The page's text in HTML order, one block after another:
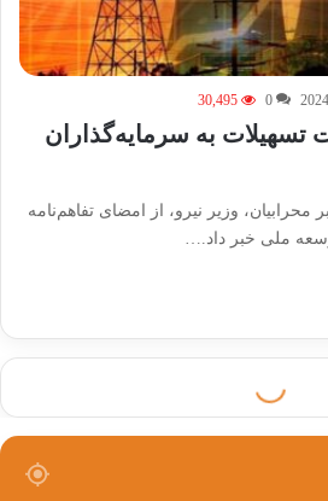
0
30,495
تسهیلات به سرمایه‌گذاران
وزیر نیرو، از امضای تفاهم‌نامه
ملی خبر داد.…